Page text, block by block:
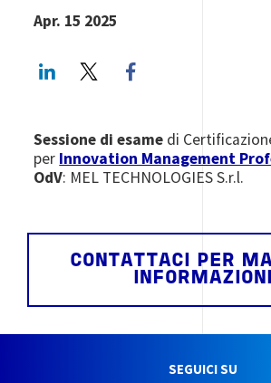
Apr. 15 2025
LinkedInTwitter
Sessione di esame di
per Innovation Management
OdV: MEL TECHNOLOGIES S.r.l.
CONTATTACI PER
INFORMAZIONI
SEGUICI SU